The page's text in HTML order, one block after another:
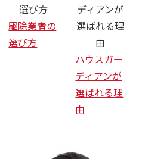
選び方
駆除業者の
選び方
ディアンが
選ばれる理
由
ハウスガー
ディアンが
選ばれる理
由